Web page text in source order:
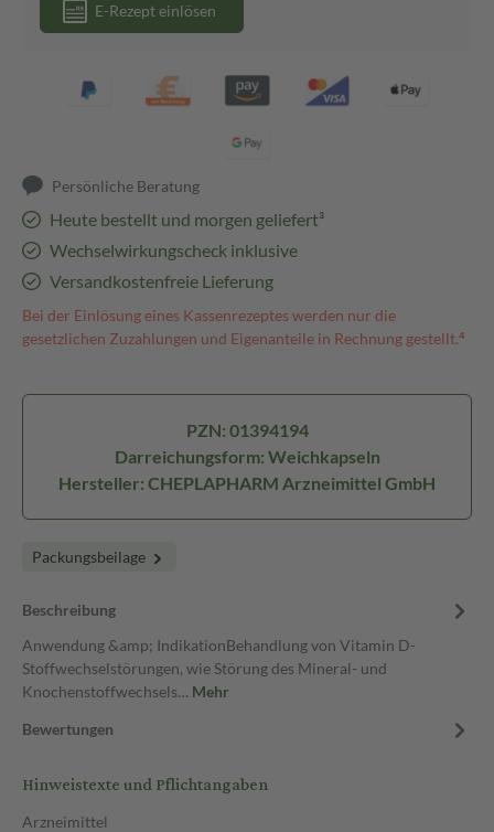
E-Rezept einlösen
Persönliche Beratung
Heute bestellt und morgen geliefert³
Wechselwirkungscheck inklusive
Versandkostenfreie Lieferung
Bei der Einlösung eines Kassenrezeptes werden nur die
gesetzlichen Zuzahlungen und Eigenanteile in Rechnung gestellt.⁴
PZN: 01394194
Darreichungsform: Weichkapseln
Hersteller: CHEPLAPHARM Arzneimittel GmbH
Packungsbeilage
Beschreibung
Anwendung &amp; IndikationBehandlung von Vitamin D-
Stoffwechselstörungen, wie Störung des Mineral- und
Knochenstoffwechsels… Mehr
Bewertungen
Hinweistexte und Pflichtangaben
Arzneimittel